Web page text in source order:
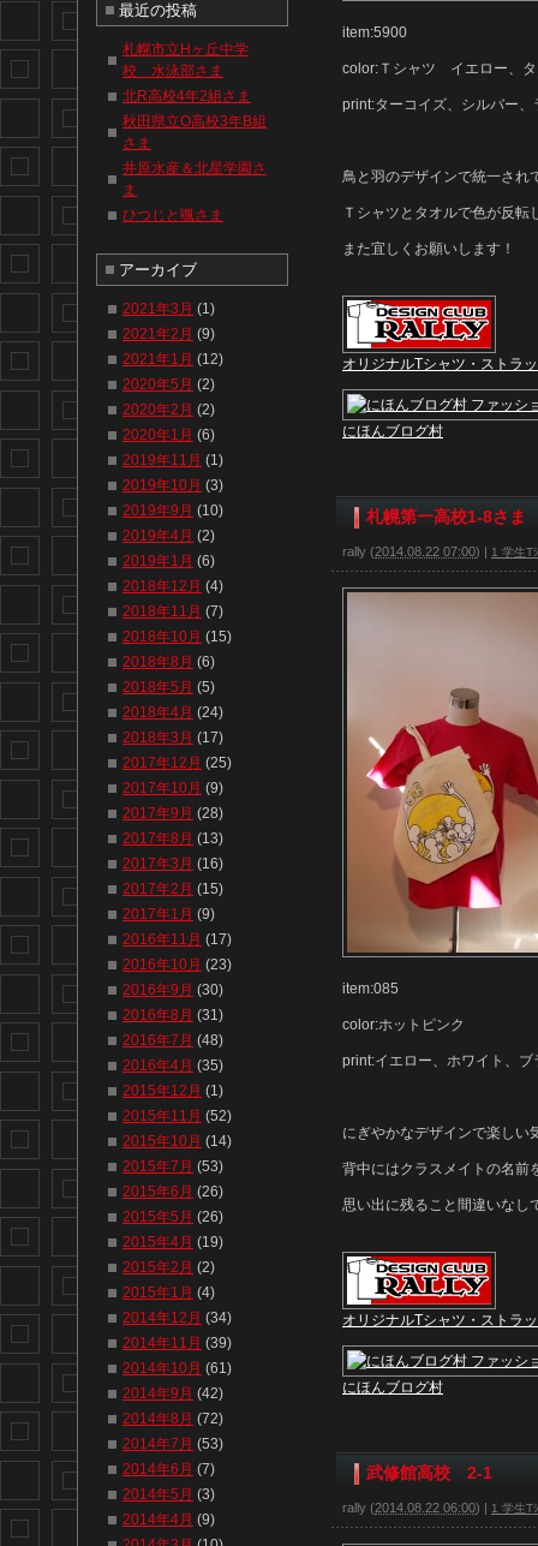
item:5900
color:Ｔシャツ イエロー、
print:ターコイズ、シルバー、
鳥と羽のデザインで統一され
Ｔシャツとタオルで色が反転
また宜しくお願いします！
オリジナルTシャツ・ストラ
にほんブログ村
札幌第一高校1-8さま
rally (2014.08.22 07:00) | 1 学生T
item:085
color:ホットピンク
print:イエロー、ホワイト、ブ
にぎやかなデザインで楽しい
背中にはクラスメイトの名前
思い出に残ること間違いな
オリジナルTシャツ・ストラ
にほんブログ村
武修館高校 2-1
rally (2014.08.22 06:00) | 1 学生T
最近の投稿
札幌市立Hヶ丘中学
校 水泳部さま
北R高校4年2組さま
秋田県立O高校3年B組
さま
井原水産＆北星学園さ
ま
ひつじと颯さま
アーカイブ
2021年3月 (1)
2021年2月 (9)
2021年1月 (12)
2020年5月 (2)
2020年2月 (2)
2020年1月 (6)
2019年11月 (1)
2019年10月 (3)
2019年9月 (10)
2019年4月 (2)
2019年1月 (6)
2018年12月 (4)
2018年11月 (7)
2018年10月 (15)
2018年8月 (6)
2018年5月 (5)
2018年4月 (24)
2018年3月 (17)
2017年12月 (25)
2017年10月 (9)
2017年9月 (28)
2017年8月 (13)
2017年3月 (16)
2017年2月 (15)
2017年1月 (9)
2016年11月 (17)
2016年10月 (23)
2016年9月 (30)
2016年8月 (31)
2016年7月 (48)
2016年4月 (35)
2015年12月 (1)
2015年11月 (52)
2015年10月 (14)
2015年7月 (53)
2015年6月 (26)
2015年5月 (26)
2015年4月 (19)
2015年2月 (2)
2015年1月 (4)
2014年12月 (34)
2014年11月 (39)
2014年10月 (61)
2014年9月 (42)
2014年8月 (72)
2014年7月 (53)
2014年6月 (7)
2014年5月 (3)
2014年4月 (9)